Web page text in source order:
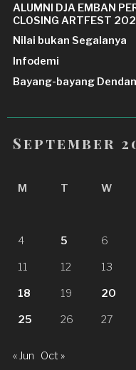
ALUMNI DJA EMBAN
CLOSING ARTFEST
Nilai bukan Segalanya
Infodemi
Bayang-bayang
September
M T W
4 5 6
11 12 13
18 19 20
25 26 27
« Jun Oct »